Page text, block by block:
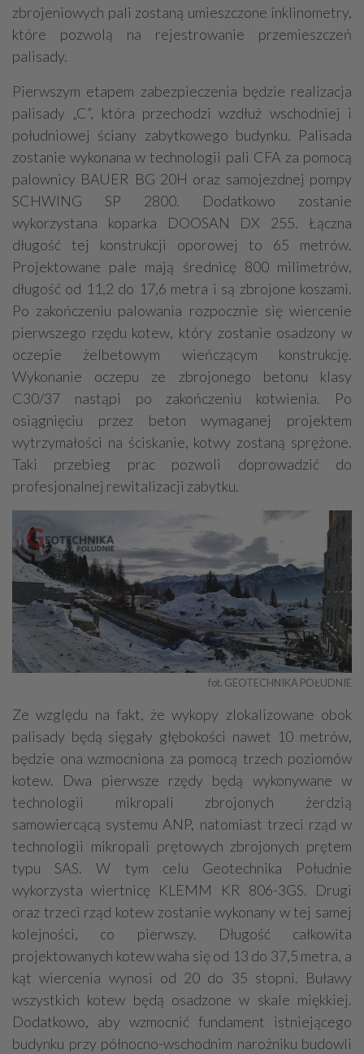
zbrojeniowych pali zostaną umieszczone inklinometry,
które pozwolą na rejestrowanie przemieszczeń
palisady.
Pierwszym etapem zabezpieczenia będzie realizacja
palisady „C”, która przechodzi wzdłuż wschodniej i
południowej ściany zabytkowego budynku. Palisada
zostanie wykonana w technologii pali CFA za pomocą
palownicy BAUER BG 20H oraz samojezdnej pompy
SCHWING SP 2800. Dodatkowo zostanie
wykorzystana koparka DOOSAN DX 255. Łączna
długość tej konstrukcji oporowej to 65 metrów.
Projektowane pale mają średnicę 800 milimetrów,
długość od 11,2 do 17,6 metra i są zbrojone koszami.
Po zakończeniu palowania rozpocznie się wiercenie
pierwszego rzędu kotew, który zostanie osadzony w
oczepie żelbetowym wieńczącym konstrukcję.
Wykonanie oczepu ze zbrojonego betonu klasy
C30/37 nastąpi po zakończeniu kotwienia. Po
osiągnięciu przez beton wymaganej projektem
wytrzymałości na ściskanie, kotwy zostaną sprężone.
Taki przebieg prac pozwoli doprowadzić do
profesjonalnej rewitalizacji zabytku.
fot. GEOTECHNIKA POŁUDNIE
Ze względu na fakt, że wykopy zlokalizowane obok
palisady będą sięgały głębokości nawet 10 metrów,
będzie ona wzmocniona za pomocą trzech poziomów
kotew. Dwa pierwsze rzędy będą wykonywane w
technologii mikropali zbrojonych żerdzią
samowiercącą systemu ANP, natomiast trzeci rząd w
technologii mikropali prętowych zbrojonych prętem
typu SAS. W tym celu Geotechnika Południe
wykorzysta wiertnicę KLEMM KR 806-3GS. Drugi
oraz trzeci rząd kotew zostanie wykonany w tej samej
kolejności, co pierwszy. Długość całkowita
projektowanych kotew waha się od 13 do 37,5 metra, a
kąt wiercenia wynosi od 20 do 35 stopni. Buławy
wszystkich kotew będą osadzone w skale miękkiej.
Dodatkowo, aby wzmocnić fundament istniejącego
budynku przy północno-wschodnim narożniku budowli